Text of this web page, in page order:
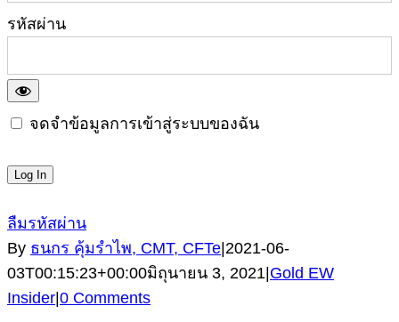
รหัสผ่าน
จดจำข้อมูลการเข้าสู่ระบบของฉัน
ลืมรหัสผ่าน
By ธนกร คุ้มรำไพ, CMT, CFTe|2021-06-
03T00:15:23+00:00มิถุนายน 3, 2021|Gold EW
Insider|0 Comments